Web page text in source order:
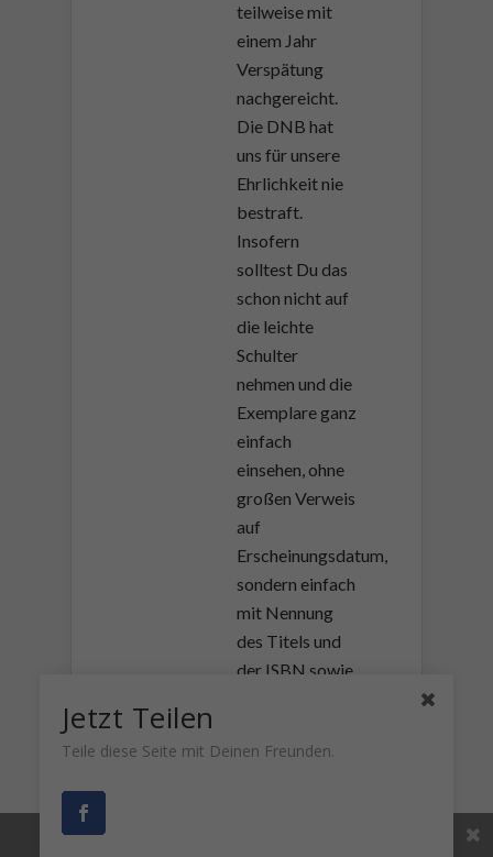
teilweise mit
einem Jahr
Verspätung
nachgereicht.
Die DNB hat
uns für unsere
Ehrlichkeit nie
bestraft.
Insofern
solltest Du das
schon nicht auf
die leichte
Schulter
nehmen und die
Exemplare ganz
einfach
einsehen, ohne
großen Verweis
auf
Erscheinungsdatum,
sondern einfach
mit Nennung
des Titels und
der ISBN sowie
Vollständigkeit
Jetzt Teilen
Teile diese Seite mit Deinen Freunden.